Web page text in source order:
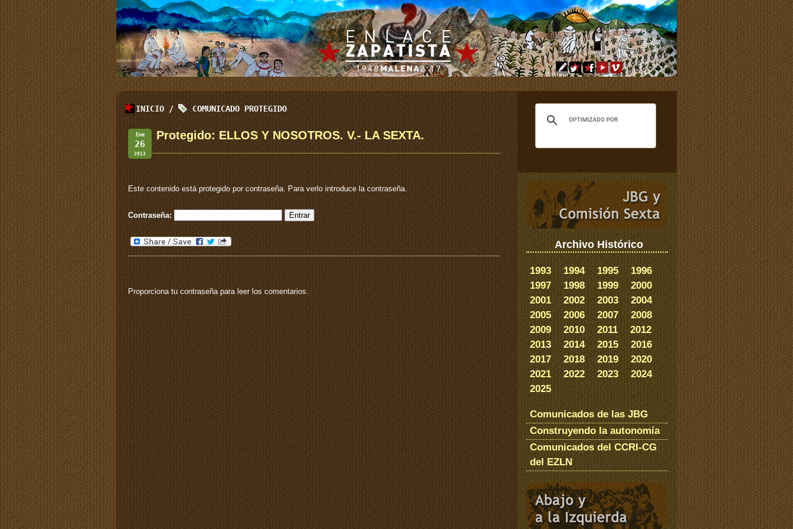
INICIO / COMUNICADO PROTEGIDO
Ene
26
2013
Protegido: ELLOS Y NOSOTROS. V.- LA SEXTA.
Este contenido está protegido por contraseña. Para verlo introduce la contraseña.
Contraseña:
Proporciona tu contraseña para leer los comentarios.
Archivo Histórico
1993 1994 1995
1996
1997
1998 1999
2000
2001
2002 2003
2004
2005
2006 2007
2008
2009
2010 2011
2012
2013
2014 2015
2016
2017
2018 2019
2020
2021
2022 2023
2024
2025
Comunicados de las JBG
Construyendo la autonomía
Comunicados del CCRI-CG
del EZLN